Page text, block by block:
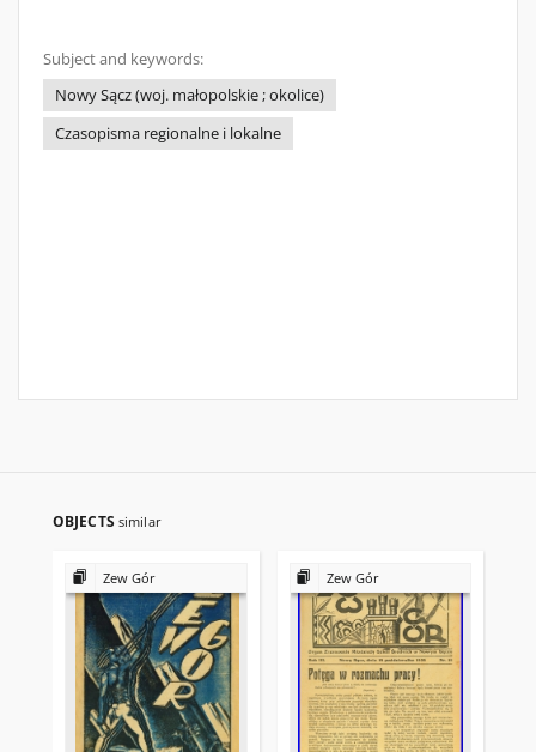
Subject and keywords:
Nowy Sącz (woj. małopolskie ; okolice)
Czasopisma regionalne i lokalne
OBJECTS similar
Zew Gór Zew Gór